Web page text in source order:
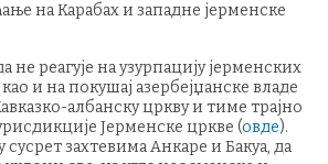
на Карабах и западне јерменске
не реагује на узурпацију јерменских
и на покушај азербејџанске владе
албанску цркву и тиме трајно
Јерменске цркве (овде).
захтевима Анкаре и Бакуа, да